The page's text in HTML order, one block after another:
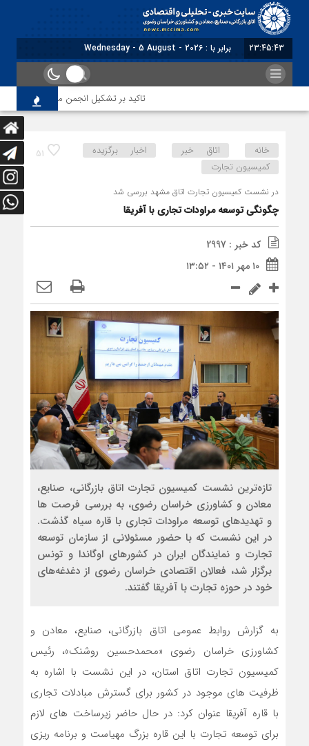
23:45:44 برابر با : Wednesday - 5 August - 2026
تاکید بر تشکیل انجمن مشترک بازرگانان ایران
51 خانه اتاق خبر
اخبار برگزیده
کمیسیون تجارت
در نشست کمیسیون تجارت اتاق مشهد بررسی شد
چگونگی توسعه مراودات تجاری با آفریقا
کد خبر : 2997
۱۰ مهر ۱۴۰۱ - ۱۳:۵۲
تازه‌ترین نشست کمیسیون تجارت اتاق بازرگانی، صنایع،
معادن و کشاورزی خراسان رضوی، به بررسی فرصت ها
و تهدیدهای توسعه مراودات تجاری با قاره سیاه گذشت.
در این نشست که با حضور مسئولانی از سازمان توسعه
تجارت و نمایندگان ایران در کشورهای اوگاندا و تونس
برگزار شد، فعالان اقتصادی خراسان رضوی از دغدغه‌های
خود در حوزه تجارت با آفریقا گفتند.
به گزارش روابط عمومی اتاق بازرگانی، صنایع، معادن و
کشاورزی خراسان رضوی «محمدحسین روشنک»، رئیس
کمیسیون تجارت اتاق استان، در این نشست با اشاره به
ظرفیت های موجود در کشور برای گسترش مبادلات تجاری
با قاره آفریقا عنوان کرد: در حال حاضر زیرساخت های لازم
برای توسعه تجارت با این قاره بزرگ مهیاست و برنامه ریزی